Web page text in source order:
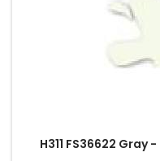
H311 FS36622